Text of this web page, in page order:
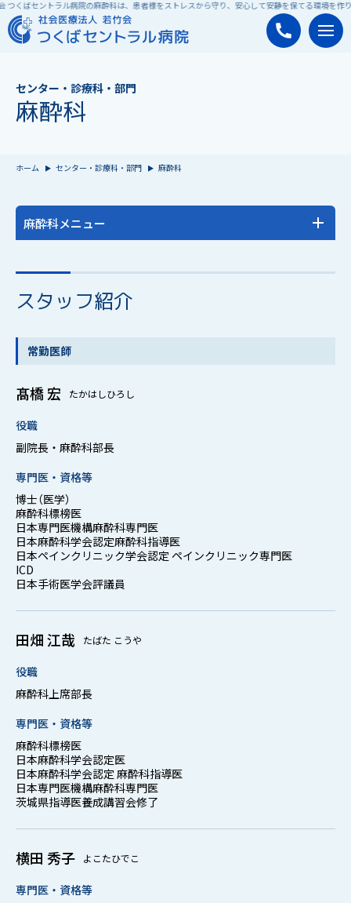
つくばセントラル病院の麻酔科は、患者様をストレスから守り、安心して安静を保てる環境を作り
センター・診療科・部門
麻酔科
ホーム センター・診療科・部門 麻酔科
麻酔科メニュー
麻酔とは
麻酔と予防接種
スタッフ紹介
常勤医師
たかはしひろし
髙橋 宏
役職
副院長・麻酔科部長
専門医・資格等
博士（医学）
麻酔科標榜医
日本専門医機構麻酔科専門医
日本麻酔科学会認定麻酔科指導医
日本ペインクリニック学会認定 ペインクリニック専門医
ICD
日本手術医学会評議員
たばた こうや
田畑 江哉
役職
麻酔科上席部長
専門医・資格等
麻酔科標榜医
日本麻酔科学会認定医
日本麻酔科学会認定 麻酔科指導医
日本専門医機構麻酔科専門医
茨城県指導医養成講習会修了
よこたひでこ
横田 秀子
専門医・資格等